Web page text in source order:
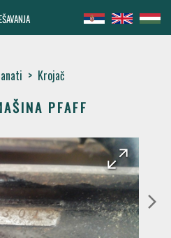
> Krojač
PFAFF
arrow_back
arrow_forward
arrow_forward_ios